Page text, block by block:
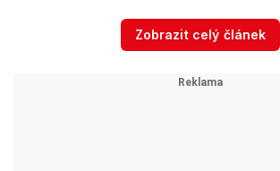
Zobrazit celý článek